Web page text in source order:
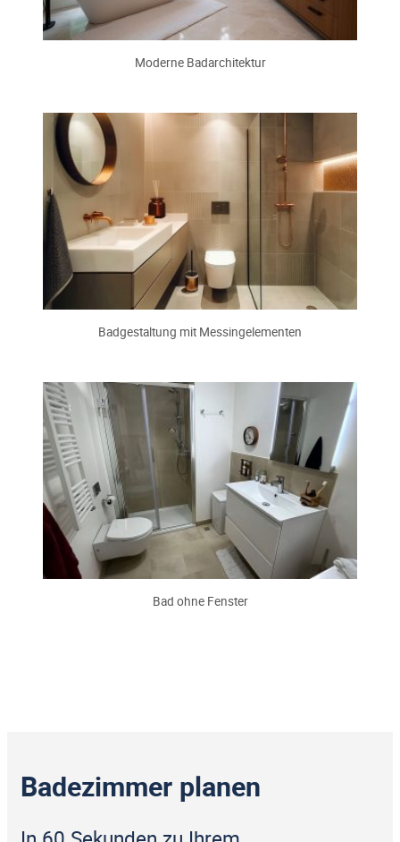
Moderne Badarchitektur
Badgestaltung mit Messingelementen
Bad ohne Fenster
Badezimmer planen